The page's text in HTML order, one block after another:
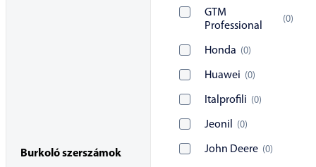
GTM
Professional
(0)
Honda (0)
Huawei (0)
Italprofili (0)
Jeonil (0)
John Deere (0)
Burkoló szerszámok